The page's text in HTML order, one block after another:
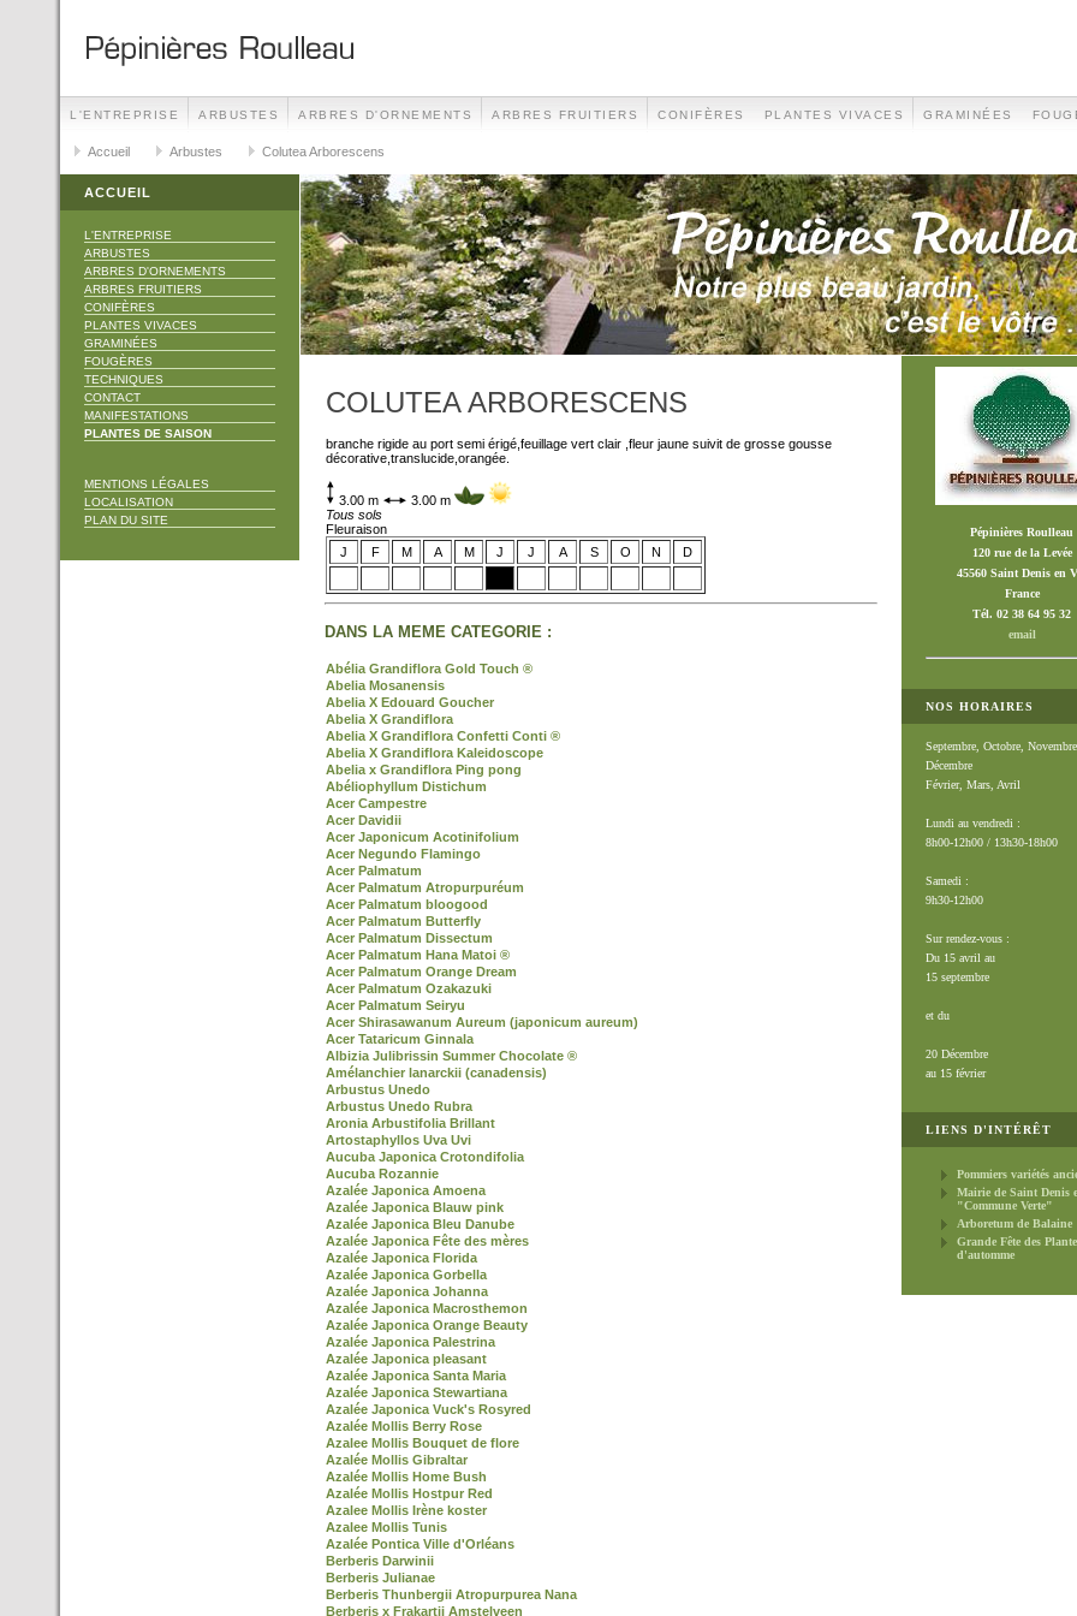
L'ENTREPRISE ARBUSTES ARBRES D'ORNEMENTS ARBRES FRUITIERS CONIFÈRES PLANTES VIVACES GRAMINÉES
TECHNIQUES CONTACT MANIFESTATIONS
Accueil Arbustes Colutea Arborescens
ACCUEIL
L'ENTREPRISE
ARBUSTES
ARBRES D'ORNEMENTS
ARBRES FRUITIERS
CONIFÈRES
PLANTES VIVACES
GRAMINÉES
FOUGÈRES
TECHNIQUES
CONTACT
MANIFESTATIONS
PLANTES DE SAISON
MENTIONS LÉGALES
LOCALISATION
PLAN DU SITE
COLUTEA ARBORESCENS
branche rigide au port semi érigé,feuillage vert clair ,fleur jaune suivit de grosse gousse
décorative,translucide,orangée.
3.00 m
3.00 m
Tous sols
Fleuraison
J
F M A M J J A S O N D
DANS LA MEME CATEGORIE :
Abélia Grandiflora Gold Touch ®
Abelia Mosanensis
Abelia X Edouard Goucher
Abelia X Grandiflora
Abelia X Grandiflora Confetti Conti ®
Abelia X Grandiflora Kaleidoscope
Abelia x Grandiflora Ping pong
Abéliophyllum Distichum
Acer Campestre
Acer Davidii
Acer Japonicum Acotinifolium
Acer Negundo Flamingo
Acer Palmatum
Acer Palmatum Atropurpuréum
Acer Palmatum bloogood
Acer Palmatum Butterfly
Acer Palmatum Dissectum
Acer Palmatum Hana Matoi ®
Acer Palmatum Orange Dream
Acer Palmatum Ozakazuki
Acer Palmatum Seiryu
Acer Shirasawanum Aureum (japonicum aureum)
Acer Tataricum Ginnala
Albizia Julibrissin Summer Chocolate ®
Amélanchier lanarckii (canadensis)
Arbustus Unedo
Arbustus Unedo Rubra
Aronia Arbustifolia Brillant
Artostaphyllos Uva Uvi
Aucuba Japonica Crotondifolia
Aucuba Rozannie
Azalée Japonica Amoena
Azalée Japonica Blauw pink
Azalée Japonica Bleu Danube
Azalée Japonica Fête des mères
Azalée Japonica Florida
Azalée Japonica Gorbella
Azalée Japonica Johanna
Azalée Japonica Macrosthemon
Azalée Japonica Orange Beauty
Azalée Japonica Palestrina
Azalée Japonica pleasant
Azalée Japonica Santa Maria
Azalée Japonica Stewartiana
Azalée Japonica Vuck's Rosyred
Azalée Mollis Berry Rose
Azalee Mollis Bouquet de flore
Azalée Mollis Gibraltar
Azalée Mollis Home Bush
Azalée Mollis Hostpur Red
Azalee Mollis Irène koster
Azalee Mollis Tunis
Azalée Pontica Ville d'Orléans
Berberis Darwinii
Berberis Julianae
Berberis Thunbergii Atropurpurea Nana
Berberis x Frakartii Amstelveen
Pépinières Roulleau
120 rue de la Levée
45560 Saint Denis en
France
Tél. 02 38 64 95 32
email
NOS HORAIRES
Septembre, Octobre,
Décembre
Février, Mars, Avril
Lundi au vendredi :
8h00-12h00 / 13h30-18h00
Samedi :
9h30-12h00
Sur rendez-vous :
Du 15 avril au
15 septembre
et du
20 Décembre
au 15 février
LIENS D'INTÉRÊT
Pommiers variétés
Mairie de Saint Denis
"Commune Verte"
Arboretum de Balaine
Grande Fête des
d'automme